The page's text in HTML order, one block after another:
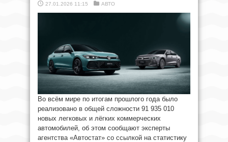
27.01.2026 11:15 АВТО
Во всём мире по итогам прошлого года было
реализовано в общей сложности 91 935 010
новых легковых и лёгких коммерческих
автомобилей, об этом сообщают эксперты
агентства «Автостат» со ссылкой на статистику